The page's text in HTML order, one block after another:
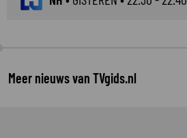
Meer nieuws van TVgids.nl